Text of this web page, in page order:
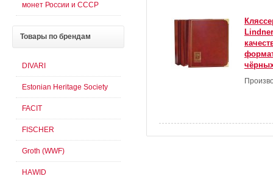
монет России и СССР
Товары по брендам
DIVARI
Estonian Heritage Society
FACIT
FISCHER
Groth (WWF)
HAWID